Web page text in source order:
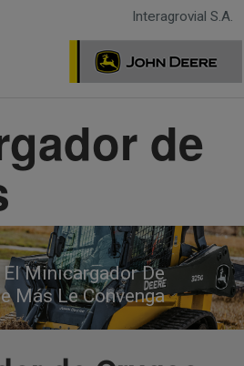
Interagrovial S.A.
de
El Minicargador De
Más Le Convenga